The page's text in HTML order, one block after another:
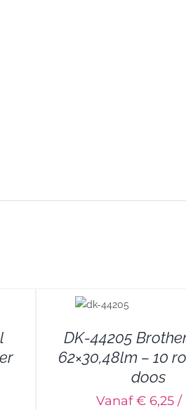
DK-44205
62×30,48lm – 10
doos
Vanaf € 6,25 /